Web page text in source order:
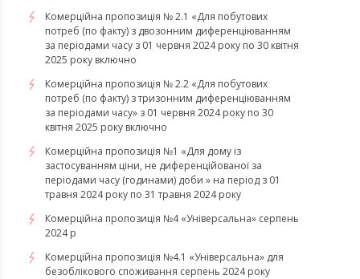
Комерційна пропозиція № 2.1 «Для побутових
потреб (по факту) з двозонним диференціюванням
за періодами часу з 01 червня 2024 року по 30 квітня
2025 року включно
Комерційна пропозиція № 2.2 «Для побутових
потреб (по факту) з тризонним диференціюванням
за періодами часу» з 01 червня 2024 року по 30
квітня 2025 року включно
Комерційна пропозиція №1 «Для дому із
застосуванням ціни, не диференційованої за
періодами часу (годинами) доби » на період з 01
травня 2024 року по 31 травня 2024 року
Комерційна пропозиція №4 «Універсальна» серпень
2024 р
Комерційна пропозиція №4.1 «Універсальна» для
безоблікового споживання серпень 2024 року